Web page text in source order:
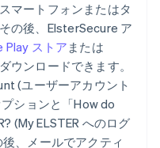
マートフォンまたはタ
の後、ElsterSecure ア
Play ストア または
ウンロードできます。
(ユーザーアカウント
ションと「How do
(My ELSTER へのログ
、メールでアクティ